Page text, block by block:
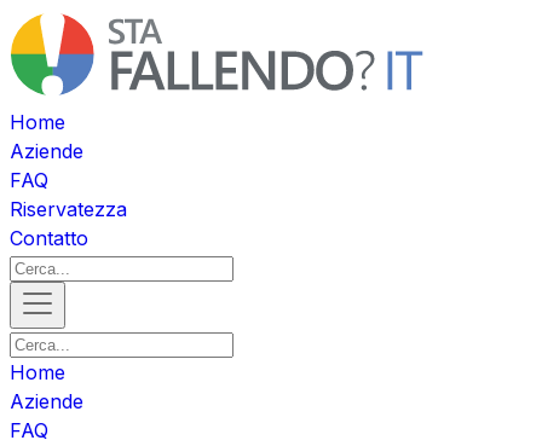
Home
Aziende
FAQ
Riservatezza
Contatto
Home
Aziende
FAQ